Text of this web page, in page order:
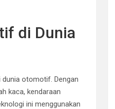
di Dunia
otomotif. Dengan
kaca, kendaraan
ini menggunakan